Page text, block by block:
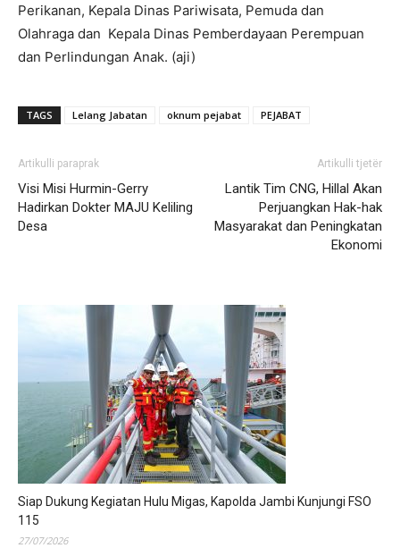
Perikanan, Kepala Dinas Pariwisata, Pemuda dan
Olahraga dan Kepala Dinas Pemberdayaan Perempuan
dan Perlindungan Anak. (aji)
TAGS Lelang Jabatan oknum pejabat PEJABAT
Artikulli paraprak
Visi Misi Hurmin-Gerry
Hadirkan Dokter MAJU Keliling
Desa
Artikulli tjetër
Lantik Tim CNG, Hillal Akan
Perjuangkan Hak-hak
Masyarakat dan Peningkatan
Ekonomi
Siap Dukung Kegiatan Hulu Migas, Kapolda Jambi Kunjungi FSO
115
27/07/2026